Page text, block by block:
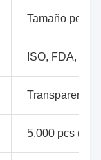
Tamaño
ISO, FDA,
Transparente,
5,000 pcs (sin